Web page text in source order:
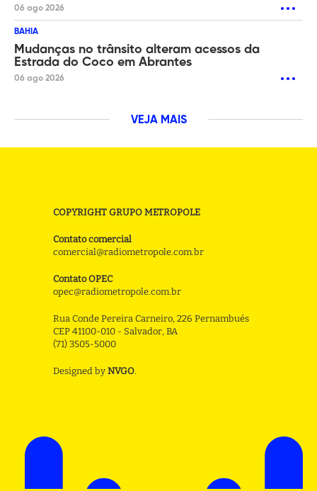
06 ago 2026
BAHIA
Mudanças no trânsito alteram acessos da
Estrada do Coco em Abrantes
06 ago 2026
VEJA MAIS
COPYRIGHT GRUPO METROPOLE
Contato comercial
comercial@radiometropole.com.br
Contato OPEC
opec@radiometropole.com.br
Rua Conde Pereira Carneiro, 226 Pernambués
CEP 41100-010 - Salvador, BA
(71) 3505-5000
Designed by NVGO.